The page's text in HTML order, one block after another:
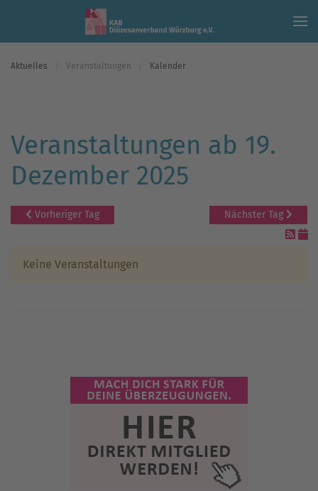
Skip to main content
Aktuelles Veranstaltungen Kalender
Veranstaltungen ab 19.
Dezember 2025
Vorheriger Tag Nächster Tag
Keine Veranstaltungen